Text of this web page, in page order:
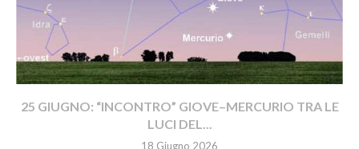
25 GIUGNO: “INCONTRO” GIOVE–MERCURIO TRA LE
LUCI DEL...
18 Giugno 2026